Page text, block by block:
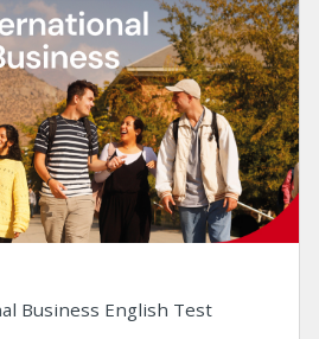
Business English Test